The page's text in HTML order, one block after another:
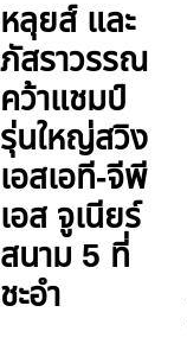
หลุยส์ และ
ภัสราวรรณ
คว้าแชมป์
รุ่นใหญ่สวิง
เอสเอที-จีพี
เอส จูเนียร์
สนาม 5 ที่
ชะอำ